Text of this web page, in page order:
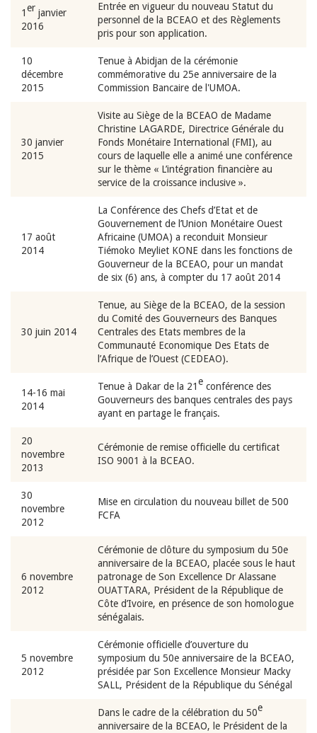
1er janvier
2016
Entrée en vigueur du nouveau Statut du
personnel de la BCEAO et des Règlements
pris pour son application.
10
décembre
2015
Tenue à Abidjan de la cérémonie
commémorative du 25e anniversaire de la
Commission Bancaire de l'UMOA.
30 janvier
2015
Visite au Siège de la BCEAO de Madame
Christine LAGARDE, Directrice Générale du
Fonds Monétaire International (FMI), au
cours de laquelle elle a animé une conférence
sur le thème « L’intégration financière au
service de la croissance inclusive ».
17 août
2014
La Conférence des Chefs d’Etat et de
Gouvernement de l’Union Monétaire Ouest
Africaine (UMOA) a reconduit Monsieur
Tiémoko Meyliet KONE dans les fonctions de
Gouverneur de la BCEAO, pour un mandat
de six (6) ans, à compter du 17 août 2014
30 juin 2014
Tenue, au Siège de la BCEAO, de la session
du Comité des Gouverneurs des Banques
Centrales des Etats membres de la
Communauté Economique Des Etats de
l’Afrique de l’Ouest (CEDEAO).
14-16 mai
2014
Tenue à Dakar de la 21e conférence des
Gouverneurs des banques centrales des pays
ayant en partage le français.
20
novembre
2013
Cérémonie de remise officielle du certificat
ISO 9001 à la BCEAO.
30
novembre
2012
Mise en circulation du nouveau billet de 500
FCFA
6 novembre
2012
Cérémonie de clôture du symposium du 50e
anniversaire de la BCEAO, placée sous le haut
patronage de Son Excellence Dr Alassane
OUATTARA, Président de la République de
Côte d’Ivoire, en présence de son homologue
sénégalais.
5 novembre
2012
Cérémonie officielle d’ouverture du
symposium du 50e anniversaire de la BCEAO,
présidée par Son Excellence Monsieur Macky
SALL, Président de la République du Sénégal
Dans le cadre de la célébration du 50e
anniversaire de la BCEAO, le Président de la